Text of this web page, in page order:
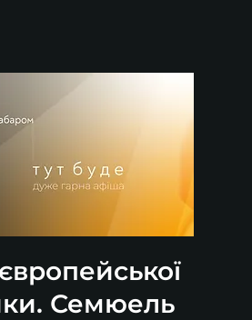
Семюель